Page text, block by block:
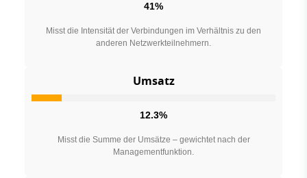
41%
Misst die Intensität der Verbindungen im Verhältnis zu den
anderen Netzwerkteilnehmern.
Umsatz
12.3%
Misst die Summe der Umsätze – gewichtet nach der
Managementfunktion.